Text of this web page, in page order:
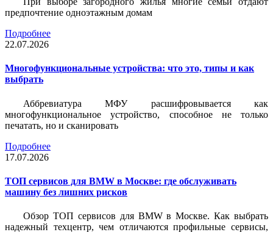
предпочтение одноэтажным домам
Подробнее
22.07.2026
Многофункциональные устройства: что это, типы и как
выбрать
Аббревиатура МФУ расшифровывается как
многофункциональное устройство, способное не только
печатать, но и сканировать
Подробнее
17.07.2026
ТОП сервисов для BMW в Москве: где обслуживать
машину без лишних рисков
Обзор ТОП сервисов для BMW в Москве. Как выбрать
надежный техцентр, чем отличаются профильные сервисы,